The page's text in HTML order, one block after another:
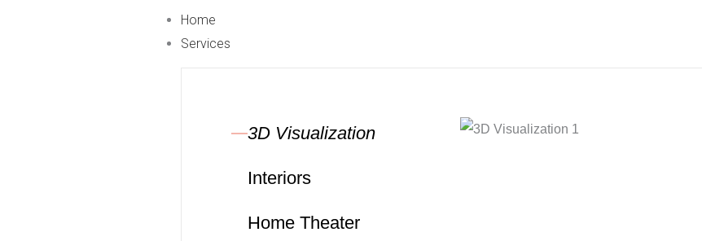
Home
Services
3D Visualization
Interiors
Home Theater